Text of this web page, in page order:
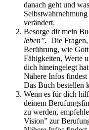
danach geht und
verändert.
Besorge dir mein
leben”. Die
Berührung, wie
Fähigkeiten, Werte
dich hineingelegt
Nähere Infos findest
Das Buch bestellen
Wenn es für dich
deinem
zu werden,
Vision” zur